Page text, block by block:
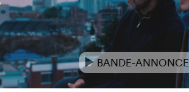
eBANDE-ANNONCE